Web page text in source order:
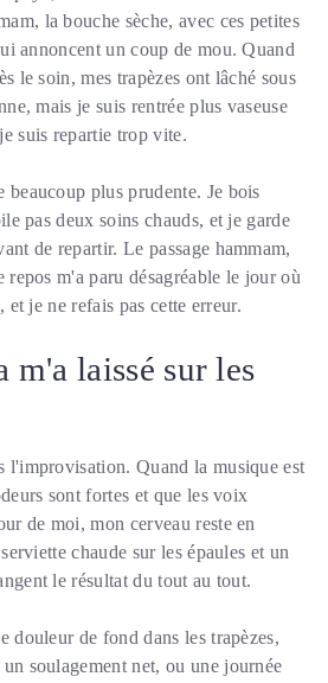
la bouche sèche, avec ces petites
annoncent un coup de mou. Quand
le soin, mes trapèzes ont lâché sous
mais je suis rentrée plus vaseuse
suis repartie trop vite.
beaucoup plus prudente. Je bois
pas deux soins chauds, et je garde
de repartir. Le passage hammam,
repos m'a paru désagréable le jour où
et je ne refais pas cette erreur.
m'a laissé sur les
l'improvisation. Quand la musique est
sont fortes et que les voix
de moi, mon cerveau reste en
chaude sur les épaules et un
le résultat du tout au tout.
douleur de fond dans les trapèzes,
soulagement net, ou une journée